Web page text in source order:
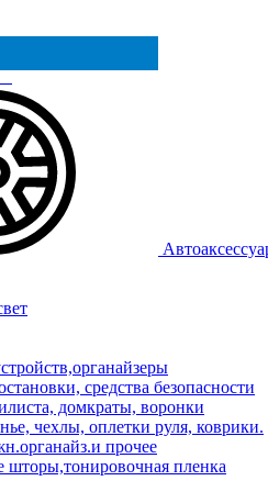
средства безопасности
домкраты, воронки
чехлы, оплетки руля, коврики.
прочее
пленка